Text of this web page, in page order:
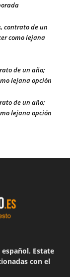
contrato de un
como lejana
de un año;
lejana opción
de un año;
lejana opción
Estate
con el